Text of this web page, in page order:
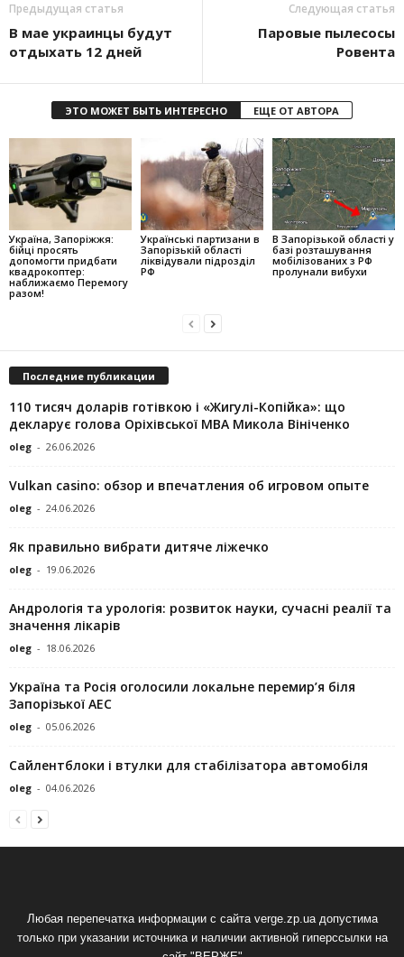
Предыдущая статья
В мае украинцы будут
отдыхать 12 дней
Следующая статья
Паровые пылесосы
Ровента
ЭТО МОЖЕТ БЫТЬ ИНТЕРЕСНО ЕЩЕ ОТ АВТОРА
Україна, Запоріжжя:
бійці просять
допомогти придбати
квадрокоптер:
наближаємо Перемогу
разом!
Українські партизани в
Запорізькій області
ліквідували підрозділ
РФ
В Запорізькой області у
базі розташування
мобілізованих з РФ
пролунали вибухи
Последние публикации
110 тисяч доларів готівкою і «Жигулі-Копійка»: що
декларує голова Оріхівської МВА Микола Вініченко
oleg - 26.06.2026
Vulkan casino: обзор и впечатления об игровом опыте
oleg - 24.06.2026
Як правильно вибрати дитяче ліжечко
oleg - 19.06.2026
Андрологія та урологія: розвиток науки, сучасні реалії та
значення лікарів
oleg - 18.06.2026
Україна та Росія оголосили локальне перемир’я біля
Запорізької АЕС
oleg - 05.06.2026
Сайлентблоки і втулки для стабілізатора автомобіля
oleg - 04.06.2026
Любая перепечатка информации с сайта verge.zp.ua допустима
только при указании источника и наличии активной гиперссылки на